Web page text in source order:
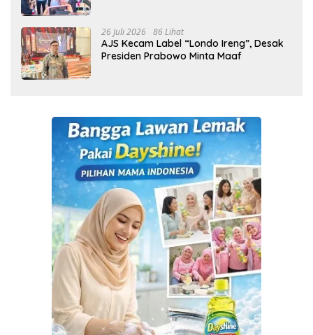
26 Juli 2026 86 Lihat
AJS Kecam Label “Londo Ireng”, Desak
Presiden Prabowo Minta Maaf